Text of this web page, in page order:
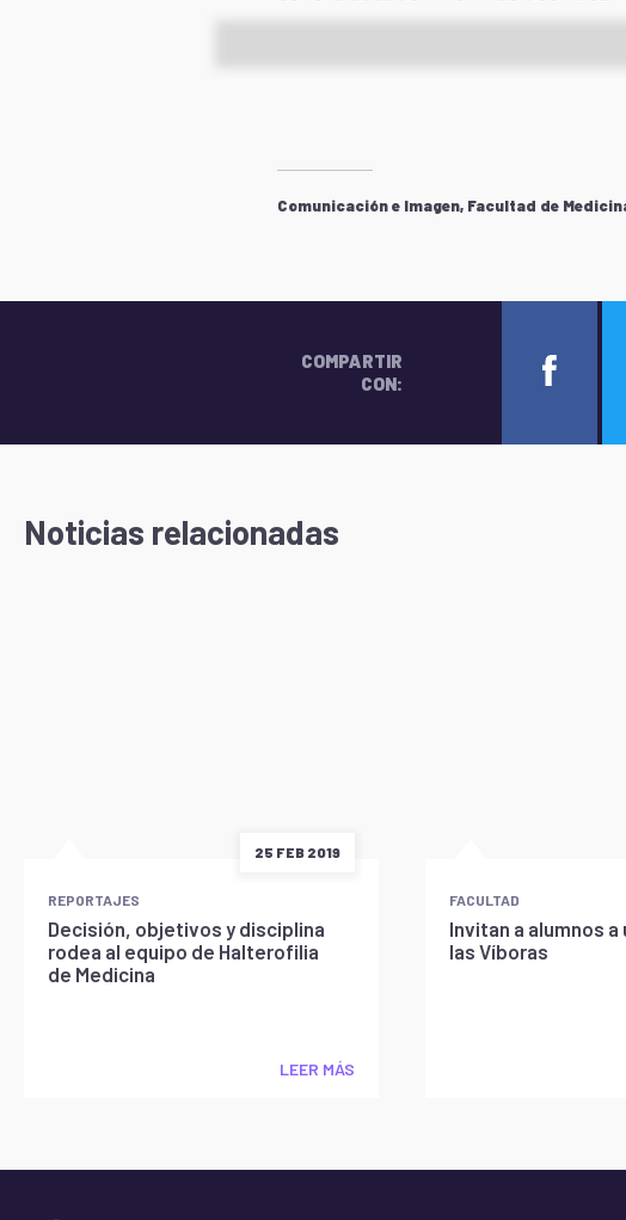
Comunicación e Imagen, Facultad de
COMPARTIR
CON:
Noticias relacionadas
25 FEB 2019
REPORTAJES
Decisión, objetivos y disciplina
rodea al equipo de Halterofilia
de Medicina
LEER MÁS
FACULTAD
Invitan a alumnos a
las Víboras